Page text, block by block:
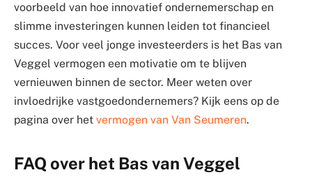
voorbeeld van hoe innovatief ondernemerschap en
slimme investeringen kunnen leiden tot financieel
succes. Voor veel jonge investeerders is het Bas van
Veggel vermogen een motivatie om te blijven
vernieuwen binnen de sector. Meer weten over
invloedrijke vastgoedondernemers? Kijk eens op de
pagina over het vermogen van Van Seumeren.
FAQ over het Bas van Veggel